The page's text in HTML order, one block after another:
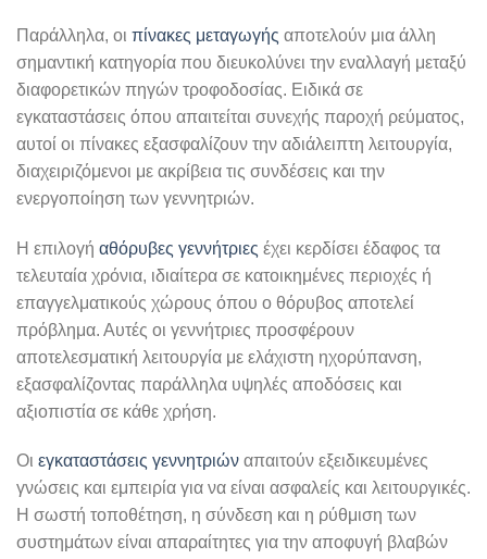
Παράλληλα, οι πίνακες μεταγωγής αποτελούν μια άλλη
σημαντική κατηγορία που διευκολύνει την εναλλαγή μεταξύ
διαφορετικών πηγών τροφοδοσίας. Ειδικά σε
εγκαταστάσεις όπου απαιτείται συνεχής παροχή ρεύματος,
αυτοί οι πίνακες εξασφαλίζουν την αδιάλειπτη λειτουργία,
διαχειριζόμενοι με ακρίβεια τις συνδέσεις και την
ενεργοποίηση των γεννητριών.
Η επιλογή αθόρυβες γεννήτριες έχει κερδίσει έδαφος τα
τελευταία χρόνια, ιδιαίτερα σε κατοικημένες περιοχές ή
επαγγελματικούς χώρους όπου ο θόρυβος αποτελεί
πρόβλημα. Αυτές οι γεννήτριες προσφέρουν
αποτελεσματική λειτουργία με ελάχιστη ηχορύπανση,
εξασφαλίζοντας παράλληλα υψηλές αποδόσεις και
αξιοπιστία σε κάθε χρήση.
Οι εγκαταστάσεις γεννητριών απαιτούν εξειδικευμένες
γνώσεις και εμπειρία για να είναι ασφαλείς και λειτουργικές.
Η σωστή τοποθέτηση, η σύνδεση και η ρύθμιση των
συστημάτων είναι απαραίτητες για την αποφυγή βλαβών